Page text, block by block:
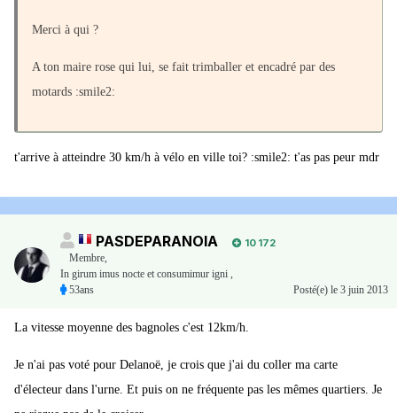
Merci à qui ?
A ton maire rose qui lui, se fait trimballer et encadré par des
motards :smile2:
t'arrive à atteindre 30 km/h à vélo en ville toi? :smile2: t'as pas peur mdr
PASDEPARANOIA
10 172
Membre
In girum imus nocte et consumimur igni ,
53ans
Posté(e) le 3 juin 2013
La vitesse moyenne des bagnoles c'est 12km/h.
Je n'ai pas voté pour Delanoë, je crois que j'ai du coller ma carte
d'électeur dans l'urne. Et puis on ne fréquente pas les mêmes quartiers. Je